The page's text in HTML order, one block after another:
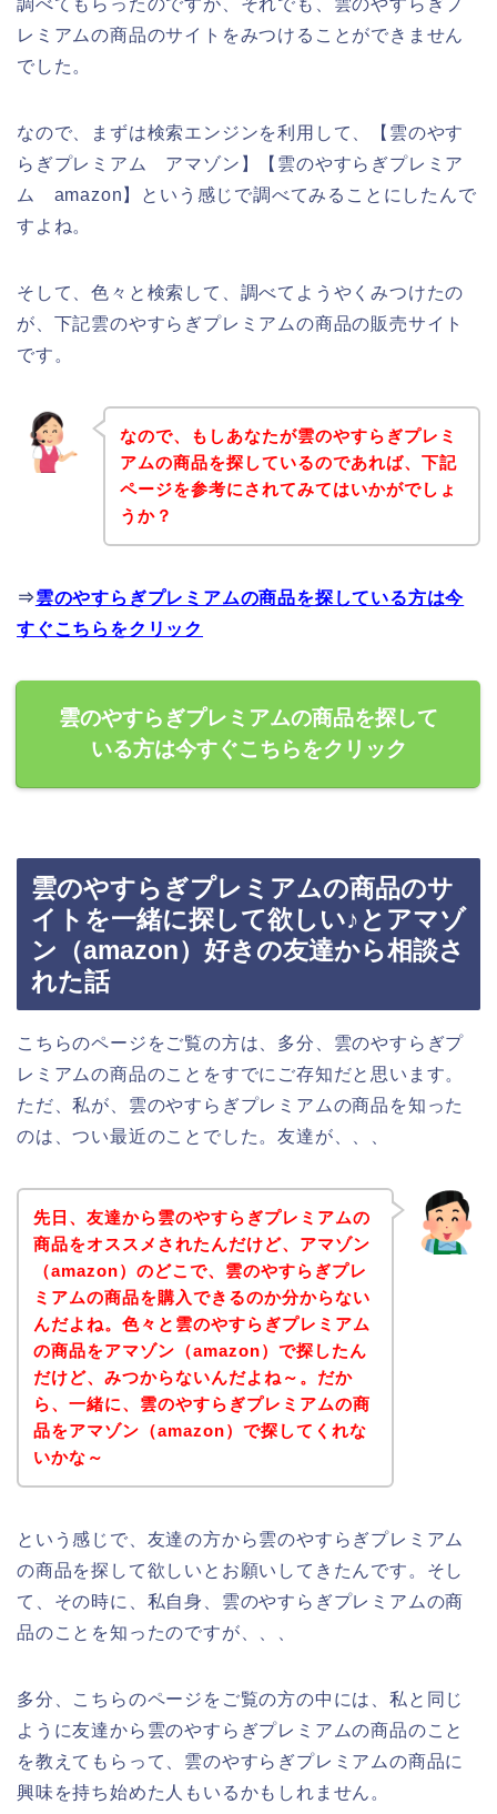
調べてもらったのですが、それでも、雲のやすらぎプ
レミアムの商品のサイトをみつけることができません
でした。
なので、まずは検索エンジンを利用して、【雲のやす
らぎプレミアム アマゾン】【雲のやすらぎプレミア
ム amazon】という感じで調べてみることにしたんで
すよね。
そして、色々と検索して、調べてようやくみつけたの
が、下記雲のやすらぎプレミアムの商品の販売サイト
です。
なので、もしあなたが雲のやすらぎプレミ
アムの商品を探しているのであれば、下記
ページを参考にされてみてはいかがでしょ
うか？
⇒雲のやすらぎプレミアムの商品を探している方は今
すぐこちらをクリック
雲のやすらぎプレミアムの商品を探して
いる方は今すぐこちらをクリック
雲のやすらぎプレミアムの商品のサ
イトを一緒に探して欲しい♪とアマゾ
ン（amazon）好きの友達から相談さ
れた話
こちらのページをご覧の方は、多分、雲のやすらぎプ
レミアムの商品のことをすでにご存知だと思います。
ただ、私が、雲のやすらぎプレミアムの商品を知った
のは、つい最近のことでした。友達が、、、
先日、友達から雲のやすらぎプレミアムの
商品をオススメされたんだけど、アマゾン
（amazon）のどこで、雲のやすらぎプレ
ミアムの商品を購入できるのか分からない
んだよね。色々と雲のやすらぎプレミアム
の商品をアマゾン（amazon）で探したん
だけど、みつからないんだよね～。だか
ら、一緒に、雲のやすらぎプレミアムの商
品をアマゾン（amazon）で探してくれな
いかな～
という感じで、友達の方から雲のやすらぎプレミアム
の商品を探して欲しいとお願いしてきたんです。そし
て、その時に、私自身、雲のやすらぎプレミアムの商
品のことを知ったのですが、、、
多分、こちらのページをご覧の方の中には、私と同じ
ように友達から雲のやすらぎプレミアムの商品のこと
を教えてもらって、雲のやすらぎプレミアムの商品に
興味を持ち始めた人もいるかもしれません。